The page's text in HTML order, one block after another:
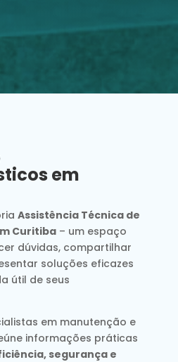
em
Assistência Técnica de
Curitiba– um espaço
dúvidas, compartilhar
soluções eficazes
útil de seus
em manutenção e
informações práticas
segurança e